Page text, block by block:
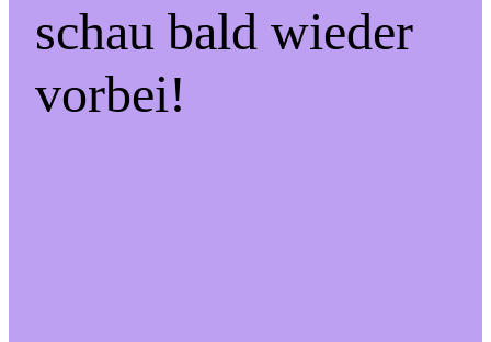
schau bald wieder
vorbei!